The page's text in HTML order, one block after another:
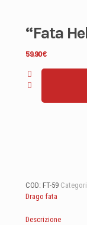
“Fata
59,90€
"Fata
COD: FT-59
Drago fata
Descrizione